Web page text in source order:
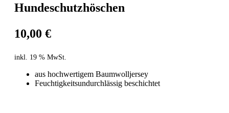
Hundeschutzhöschen
10,00 €
inkl. 19 % MwSt.
aus hochwertigem Baumwolljersey
Feuchtigkeitsundurchlässig beschichtet